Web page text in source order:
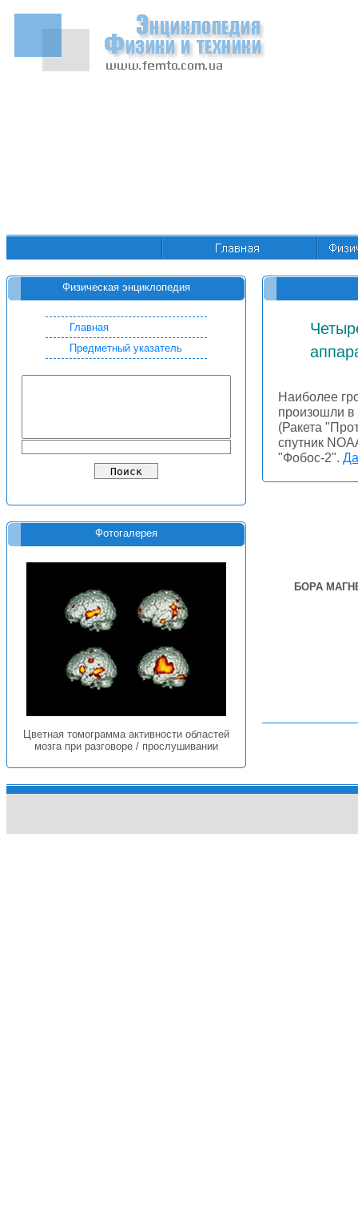
Физическая энциклопедия
Главная
Предметный указатель
Фотогалерея
Цветная томограмма активности областей
мозга при разговоре / прослушивании
Наиболее
произошли в
(Ракета
спутник
"Фобос-2".
БОРА